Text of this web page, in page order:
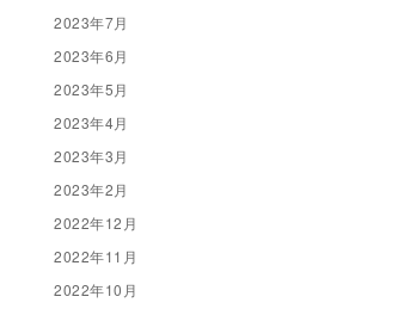
2023年7月
2023年6月
2023年5月
2023年4月
2023年3月
2023年2月
2022年12月
2022年11月
2022年10月